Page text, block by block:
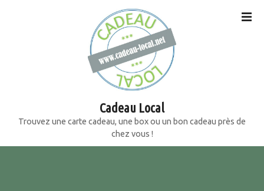
e
Cadeau Local
Trouvez une carte cadeau, une box ou un bon cadeau près de
chez vous !